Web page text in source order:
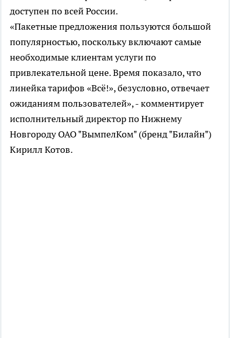
доступен по всей России.
«Пакетные предложения пользуются большой
популярностью, поскольку включают самые
необходимые клиентам услуги по
привлекательной цене. Время показало, что
линейка тарифов «Всё!», безусловно, отвечает
ожиданиям пользователей», - комментирует
исполнительный директор по Нижнему
Новгороду ОАО "ВымпелКом" (бренд "Билайн")
Кирилл Котов.